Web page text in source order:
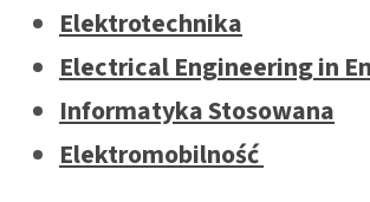
Elektrotechnika
Electrical Engineering in
Informatyka Stosowana
Elektromobilność